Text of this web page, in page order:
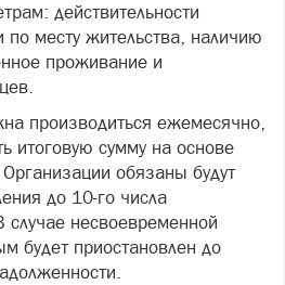
действительности
по месту жительства, наличию
проживание и
производиться ежемесячно,
итоговую сумму на основе
обязаны будут
до 10-го числа
несвоевременной
будет приостановлен до